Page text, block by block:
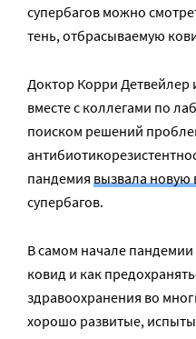
супербагов можно
тень, отбрасываемую
Доктор Корри Детвейлер
вместе с коллегами по
поиском решений
пандемия вызвала новую
супербагов.
В самом начале пандемии
ковид и как
здравоохранения во
хорошо развитые,